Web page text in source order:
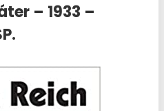
– 1933 –